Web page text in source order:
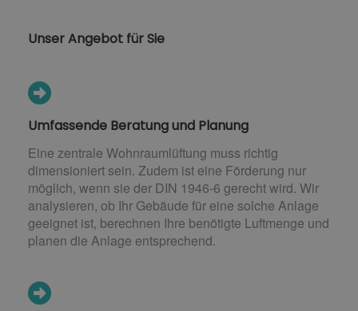
Unser Angebot für Sie
Umfassende Beratung und Planung
Eine zentrale Wohnraumlüftung muss richtig
dimensioniert sein. Zudem ist eine Förderung nur
möglich, wenn sie der DIN 1946-6 gerecht wird. Wir
analysieren, ob Ihr Gebäude für eine solche Anlage
geeignet ist, berechnen Ihre benötigte Luftmenge und
planen die Anlage entsprechend.